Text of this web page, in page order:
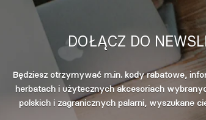
DOŁĄCZ DO
Będziesz otrzymywać m.in. kody rabatowe,
herbatach i użytecznych akcesoriach
polskich i zagranicznych palarni, wyszukane